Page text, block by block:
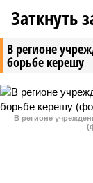
В регионе
борьбе керешу
Заткнуть
В регионе